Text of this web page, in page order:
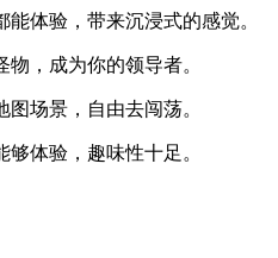
体验，带来沉浸式的感觉。
，成为你的领导者。
场景，自由去闯荡。
体验，趣味性十足。